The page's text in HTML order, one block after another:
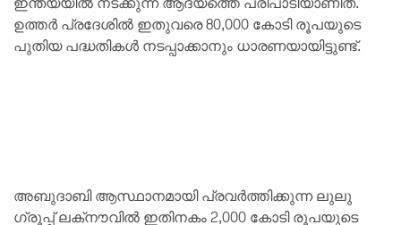
ഉത്തർ പ്രദേശിൽ ഇതുവരെ 80,000 കോടി രൂപയുടെ
പുതിയ പദ്ധതികൾ നടപ്പാക്കാനും ധാരണയായിട്ടുണ്ട്.
അബുദാബി ആസ്ഥാനമായി പ്രവർത്തിക്കുന്ന ലുലു
ഗ്രൂപ്പ് ലക്‌നൗവിൽ ഇതിനകം 2,000 കോടി രൂപയുടെ